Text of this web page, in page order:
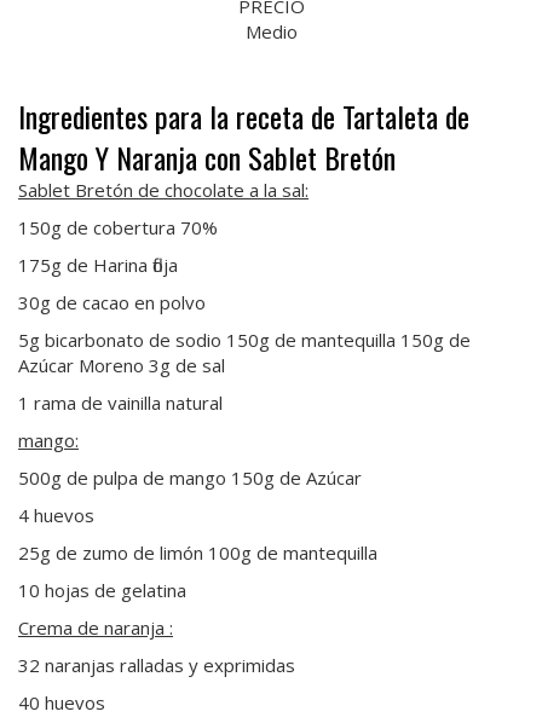
PRECIO
Medio
Ingredientes para la receta de Tartaleta de
Mango Y Naranja con Sablet Bretón
Sablet Bretón de chocolate a la sal:
150g de cobertura 70%
175g de Harina floja
30g de cacao en polvo
5g bicarbonato de sodio 150g de mantequilla 150g de
Azúcar Moreno 3g de sal
1 rama de vainilla natural
mango:
500g de pulpa de mango 150g de Azúcar
4 huevos
25g de zumo de limón 100g de mantequilla
10 hojas de gelatina
Crema de naranja :
32 naranjas ralladas y exprimidas
40 huevos